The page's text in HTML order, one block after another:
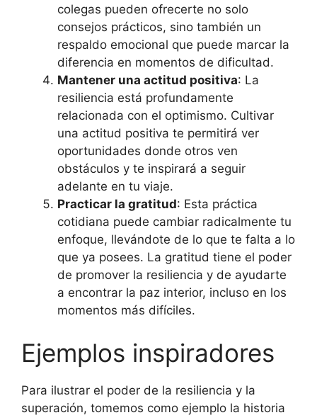
colegas pueden ofrecerte no solo
consejos prácticos, sino también un
respaldo emocional que puede marcar la
diferencia en momentos de dificultad.
Mantener una actitud positiva: La
resiliencia está profundamente
relacionada con el optimismo. Cultivar
una actitud positiva te permitirá ver
oportunidades donde otros ven
obstáculos y te inspirará a seguir
adelante en tu viaje.
Practicar la gratitud: Esta práctica
cotidiana puede cambiar radicalmente tu
enfoque, llevándote de lo que te falta a lo
que ya posees. La gratitud tiene el poder
de promover la resiliencia y de ayudarte
a encontrar la paz interior, incluso en los
momentos más difíciles.
Ejemplos inspiradores
Para ilustrar el poder de la resiliencia y la
superación, tomemos como ejemplo la historia